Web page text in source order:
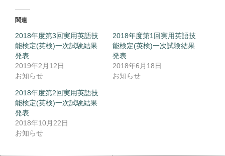
関連
2018年度第3回実用英語技
能検定(英検)一次試験結果
発表
2019年2月12日
お知らせ
2018年度第1回実用英語技
能検定(英検)一次試験結果
発表
2018年6月18日
お知らせ
2018年度第2回実用英語技
能検定(英検)一次試験結果
発表
2018年10月22日
お知らせ